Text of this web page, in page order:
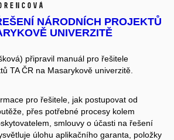
NÁRODNÍCH PROJEKTŮ
UNIVERZITĚ
připravil manuál pro řešitele
TA ČR na Masarykově univerzitě.
pro řešitele, jak postupovat od
přes potřebné procesy kolem
smlouvy o účasti na řešení
úlohu aplikačního garanta, položky